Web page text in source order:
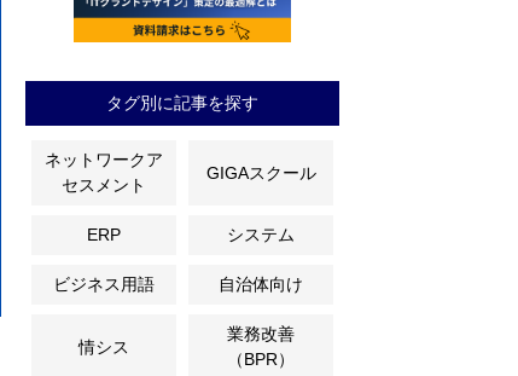
タグ別に記事を探す
ネットワークア
セスメント
GIGAスクール
ERP システム
ビジネス用語 自治体向け
情シス
業務改善
（BPR）